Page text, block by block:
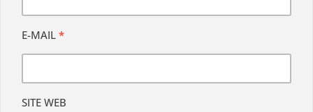
E-MAIL *
SITE WEB